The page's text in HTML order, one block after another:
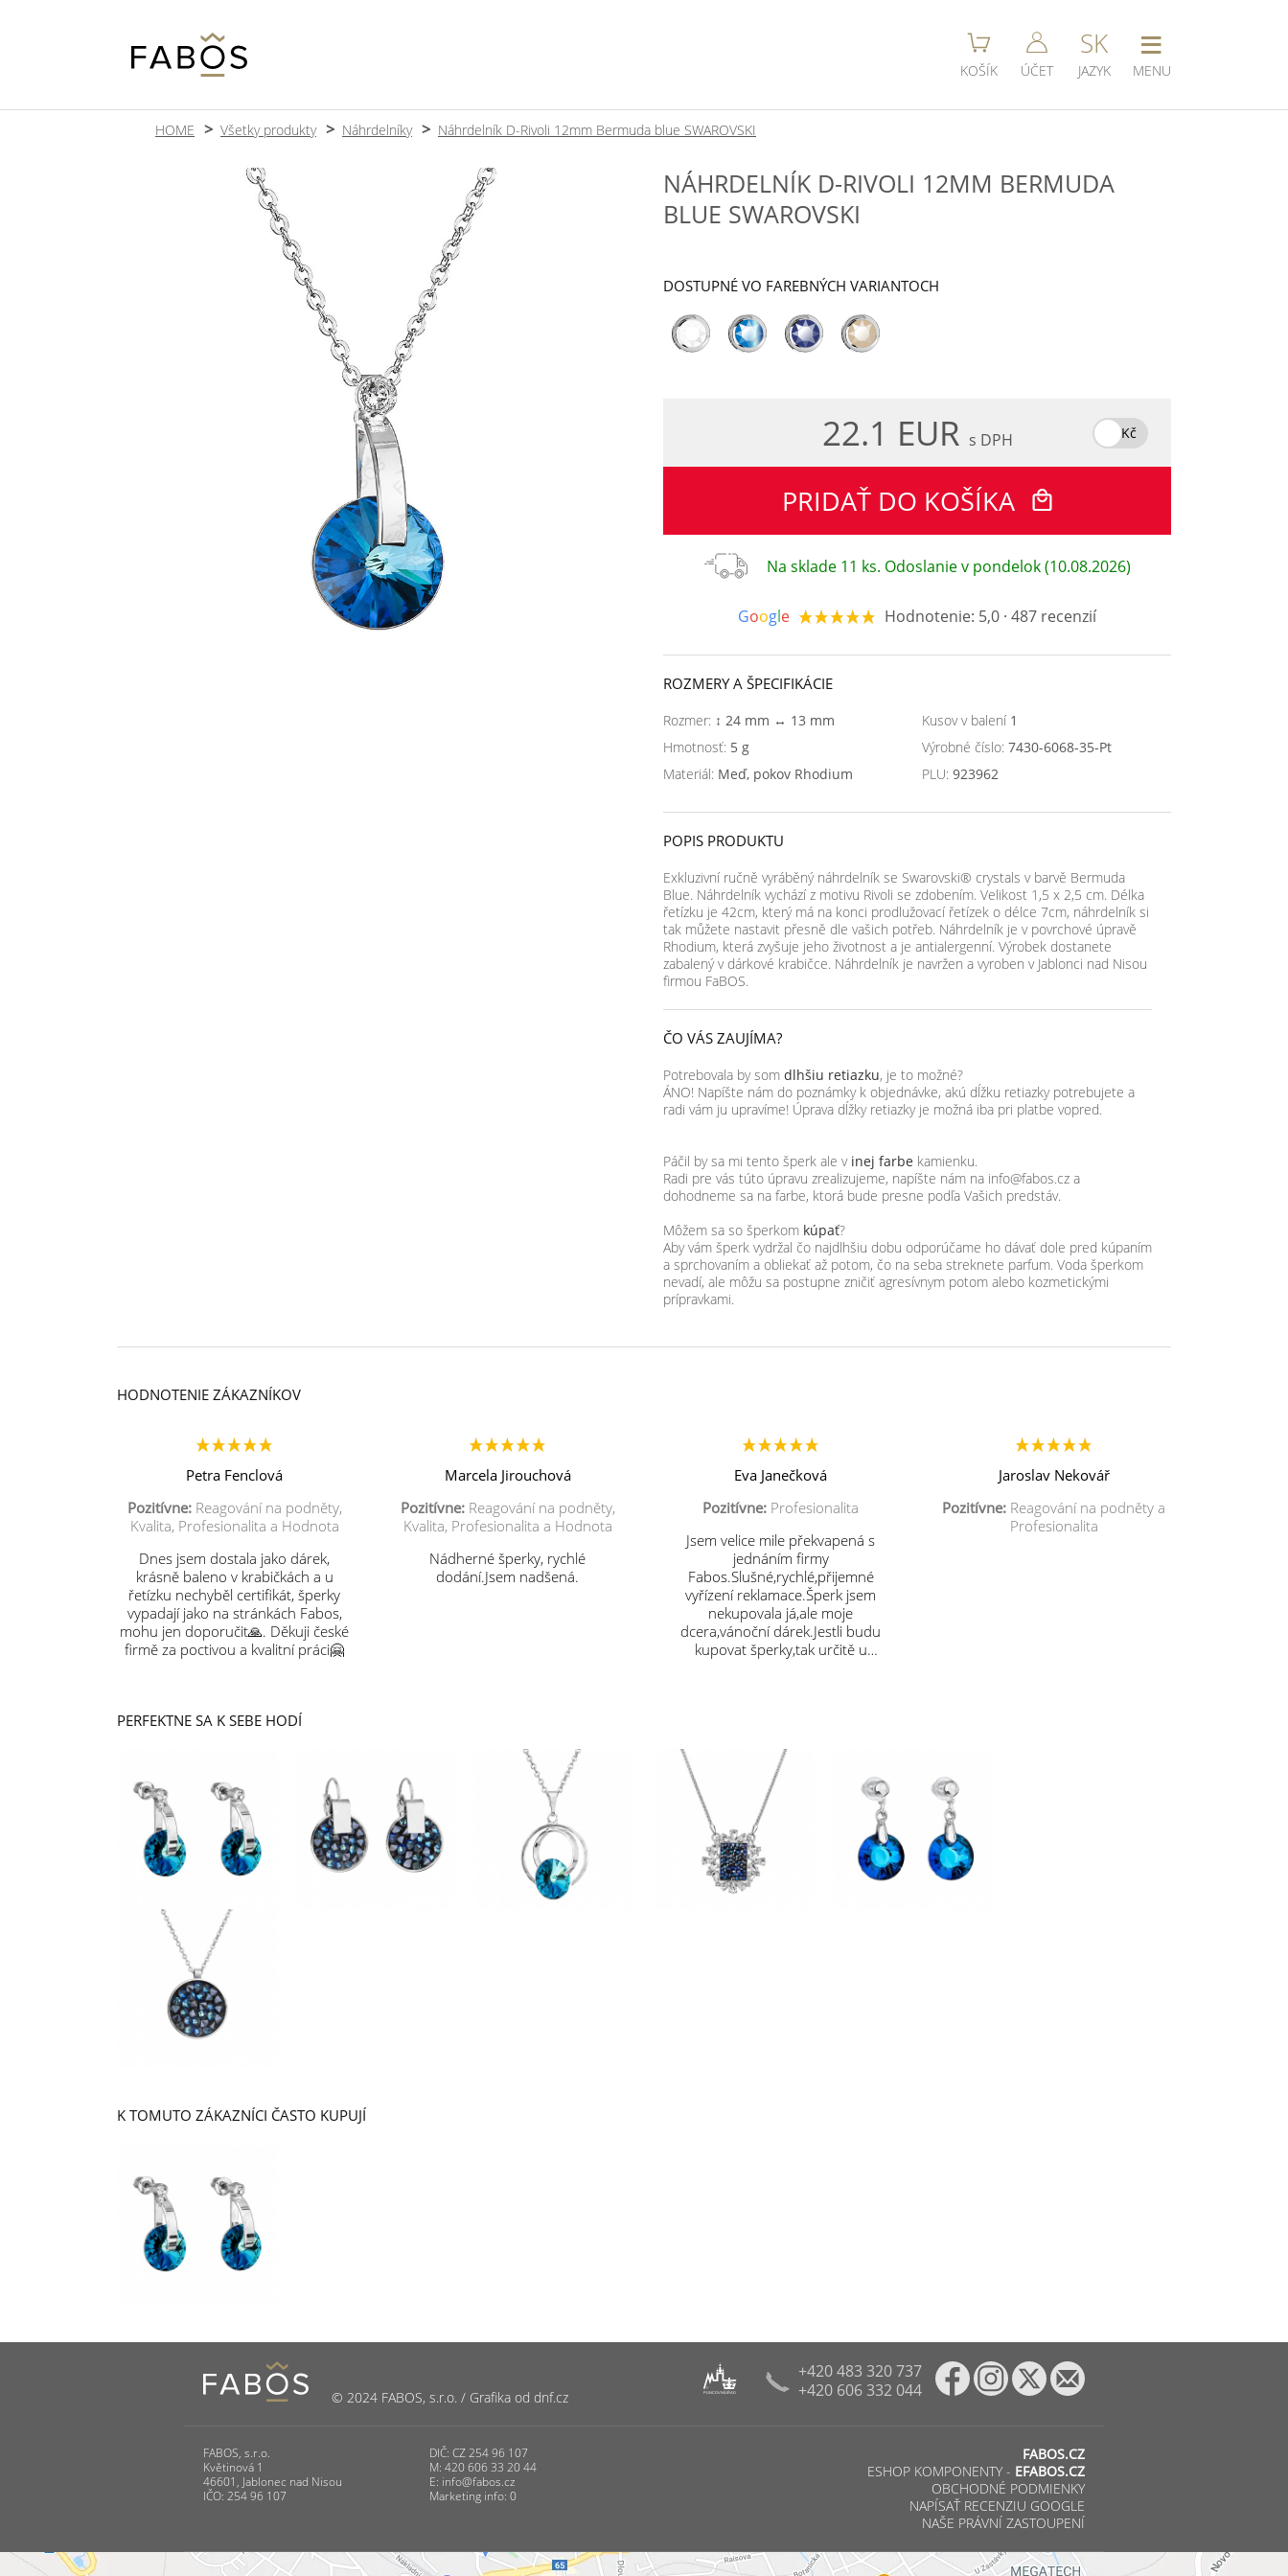
KOŠÍK ÚČET
SK
JAZYK
≡
MENU
HOME Všetky produkty Náhrdelníky Náhrdelník D-Rivoli 12mm Bermuda blue SWAROVSKI
NÁHRDELNÍK D-RIVOLI 12MM BERMUDA
BLUE SWAROVSKI
DOSTUPNÉ VO FAREBNÝCH VARIANTOCH
22.1 EUR s DPH Kč
PRIDAŤ DO KOŠÍKA
Na sklade 11 ks. Odoslanie v pondelok (10.08.2026)
Google Hodnotenie: 5,0 · 487 recenzií
ROZMERY A ŠPECIFIKÁCIE
Rozmer: ↕ 24 mm ↔ 13 mm
Hmotnosť: 5 g
Materiál: Meď, pokov Rhodium
Kusov v balení 1
Výrobné číslo: 7430-6068-35-Pt
PLU: 923962
POPIS PRODUKTU
Exkluzivní ručně vyráběný náhrdelník se Swarovski® crystals v barvě Bermuda
Blue. Náhrdelník vychází z motivu Rivoli se zdobením. Velikost 1,5 x 2,5 cm. Délka
řetízku je 42cm, který má na konci prodlužovací řetízek o délce 7cm, náhrdelník si
tak můžete nastavit přesně dle vašich potřeb. Náhrdelník je v povrchové úpravě
Rhodium, která zvyšuje jeho životnost a je antialergenní. Výrobek dostanete
zabalený v dárkové krabičce. Náhrdelník je navržen a vyroben v Jablonci nad Nisou
firmou FaBOS.
ČO VÁS ZAUJÍMA?
Potrebovala by som dlhšiu retiazku, je to možné?
ÁNO! Napíšte nám do poznámky k objednávke, akú dĺžku retiazky potrebujete a
radi vám ju upravíme! Úprava dĺžky retiazky je možná iba pri platbe vopred.
Páčil by sa mi tento šperk ale v inej farbe kamienku.
Radi pre vás túto úpravu zrealizujeme, napíšte nám na info@fabos.cz a
dohodneme sa na farbe, ktorá bude presne podľa Vašich predstáv.
Môžem sa so šperkom kúpať?
Aby vám šperk vydržal čo najdlhšiu dobu odporúčame ho dávať dole pred kúpaním
a sprchovaním a obliekať až potom, čo na seba streknete parfum. Voda šperkom
nevadí, ale môžu sa postupne zničiť agresívnym potom alebo kozmetickými
prípravkami.
HODNOTENIE ZÁKAZNÍKOV
Petra Fenclová
Pozitívne:Reagování na podněty,
Kvalita, Profesionalita a Hodnota
Dnes jsem dostala jako dárek,
krásně baleno v krabičkách a u
řetízku nechyběl certifikát, šperky
vypadají jako na stránkách Fabos,
mohu jen doporučit🙏. Děkuji české
firmě za poctivou a kvalitní práci🤗
Marcela Jirouchová
Pozitívne:Reagování na podněty,
Kvalita, Profesionalita a Hodnota
Nádherné šperky, rychlé
dodání.Jsem nadšená.
Eva Janečková
Pozitívne: Profesionalita
Jsem velice mile překvapená s
jednáním firmy
Fabos.Slušné,rychlé,přijemné
vyřízení reklamace.Šperk jsem
nekupovala já,ale moje
dcera,vánoční dárek.Jestli budu
kupovat šperky,tak určitě u
Jaroslav Nekovář
Pozitívne: Reagování na podněty a
Profesionalita
PERFEKTNE SA K SEBE HODÍ
K TOMUTO ZÁKAZNÍCI ČASTO KUPUJÍ
© 2024 FABOS, s.r.o. / Grafika od dnf.cz PUNCOVNÍ ÚŘAD
+420 483 320 737
+420 606 332 044
FABOS, s.r.o.
Květinová 1
46601, Jablonec nad Nisou
IČO: 254 96 107
DIČ: CZ 254 96 107
M: 420 606 33 20 44
E: info@fabos.cz
Marketing info: 0
FABOS.CZ
ESHOP KOMPONENTY - EFABOS.CZ
OBCHODNÉ PODMIENKY
NAPÍSAŤ RECENZIU GOOGLE
NAŠE PRÁVNÍ ZASTOUPENÍ